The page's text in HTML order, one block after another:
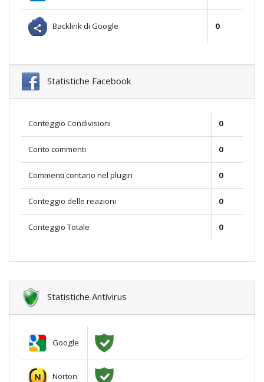
Backlink di Google 0
Statistiche Facebook
Conteggio Condivisioni 0
Conto commenti 0
Commenti contano nel plugin 0
Conteggio delle reazioni 0
Conteggio Totale 0
Statistiche Antivirus
Google
Norton